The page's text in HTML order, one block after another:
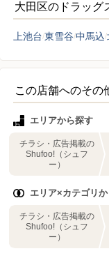
大田区のドラッグ
上池台 東雪谷 中馬込
この店舗へのその
エリアから探す
チラシ・広告掲載の
Shufoo!（シュフ
ー）
エリア×カテゴリ
チラシ・広告掲載の
Shufoo!（シュフ
ー）